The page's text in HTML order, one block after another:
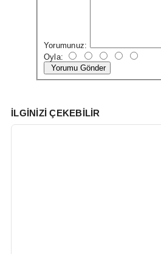
Yorumunuz:
Oyla:
Yorumu Gönder
İLGINIZI ÇEKEBILIR